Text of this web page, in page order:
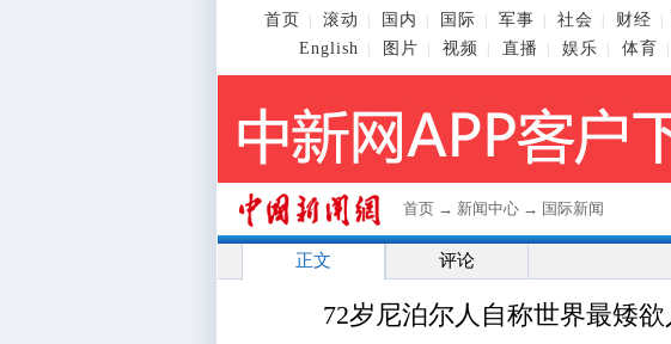
首页 滚动 国内 国际 军事 社会 财经
English
图片 视频 直播 娱乐 体育
首页 → 新闻中心 → 国际新闻
正文 评论
72岁尼泊尔人自称世界最矮